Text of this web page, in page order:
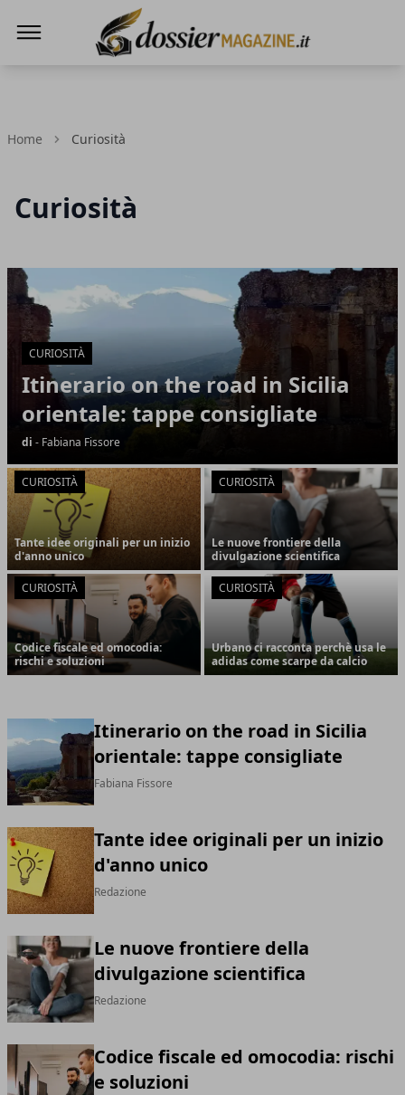
Home Curiosità
Curiosità
Articoli in Evidenza
CURIOSITÀ
Itinerario on the road in Sicilia
orientale: tappe consigliate
di - Fabiana Fissore
CURIOSITÀ
Tante idee originali per un inizio
d'anno unico
CURIOSITÀ
Le nuove frontiere della
divulgazione scientifica
CURIOSITÀ
Codice fiscale ed omocodia:
rischi e soluzioni
CURIOSITÀ
Urbano ci racconta perchè usa le
adidas come scarpe da calcio
Itinerario on the road in Sicilia
orientale: tappe consigliate
Fabiana Fissore
Tante idee originali per un inizio
d'anno unico
Redazione
Le nuove frontiere della
divulgazione scientifica
Redazione
Codice fiscale ed omocodia: rischi
e soluzioni